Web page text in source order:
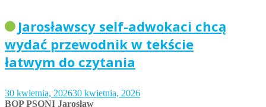
Jarosławscy self-adwokaci chcą
wydać przewodnik w tekście
łatwym do czytania
30 kwietnia, 202630 kwietnia, 2026
BOP PSONI Jarosław